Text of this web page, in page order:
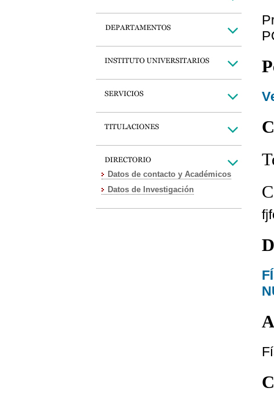
Datos de contacto y Académicos
Datos de Investigación